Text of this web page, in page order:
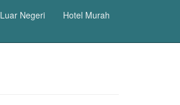
Luar Negeri Hotel Murah